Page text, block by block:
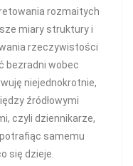
rozmaitych
miary struktury i
rzeczywistości
bezradni wobec
niejednokrotnie,
źródłowymi
czyli dziennikarze,
samemu
się dzieje.